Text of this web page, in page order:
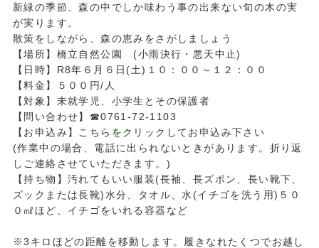
新緑の季節、森の中でしか味わう事の出来ない旬の木の実
が実ります。
散策をしながら、森の恵みをさがしましょう
【場所】橋立自然公園 (小雨決行・悪天中止)
【日時】R8年６月６日(土)１０：００～１２：００
【料金】５００円/人
【対象】未就学児、小学生とその保護者
【問い合わせ】☎0761-72-1103
【お申込み】
こちらをクリック してお申込み下さい
(作業中の場合、電話に出られないときがあります。折り返
しご連絡させていただきます。)
【持ち物】汚れてもいい服装(長袖、長ズボン、長い靴下、
ズックまたは長靴)水分、タオル、水(イチゴを洗う用)５０
０㎖ほど、イチゴをいれる容器など
※3キロほどの距離を移動します。履きなれたくつでお越し